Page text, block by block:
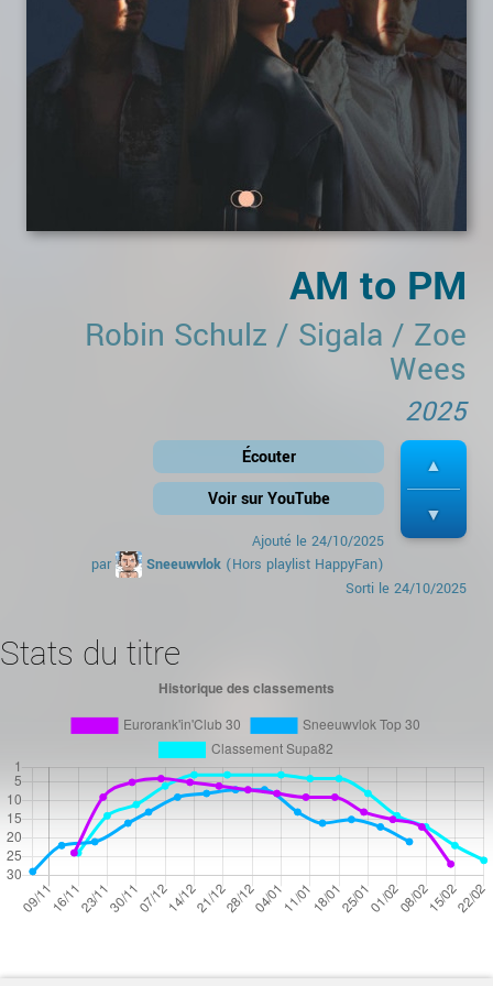
AM to PM
Robin Schulz / Sigala / Zoe
Wees
2025
Écouter
Voir sur YouTube
Ajouté le 24/10/2025
par
Sneeuwvlok (Hors playlist HappyFan)
Sorti le 24/10/2025
Stats du titre